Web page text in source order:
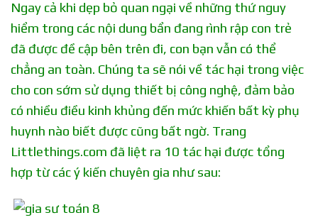
Ngay cả khi dẹp bỏ quan ngại về những thứ nguy
hiểm trong các nội dung bẩn đang rình rập con trẻ
đã được đề cập bên trên đi, con bạn vẫn có thể
chẳng an toàn. Chúng ta sẽ nói về tác hại trong việc
cho con sớm sử dụng thiết bị công nghệ, đảm bảo
có nhiều điều kinh khủng đến mức khiến bất kỳ phụ
huynh nào biết được cũng bất ngờ. Trang
Littlethings.com đã liệt ra 10 tác hại được tổng
hợp từ các ý kiến chuyên gia như sau: